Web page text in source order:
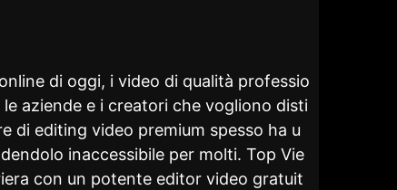
di oggi, i video di qualità professio
aziende e i creatori che vogliono disti
di editing video premium spesso ha u
inaccessibile per molti. Top Vie
con un potente editor video gratuit